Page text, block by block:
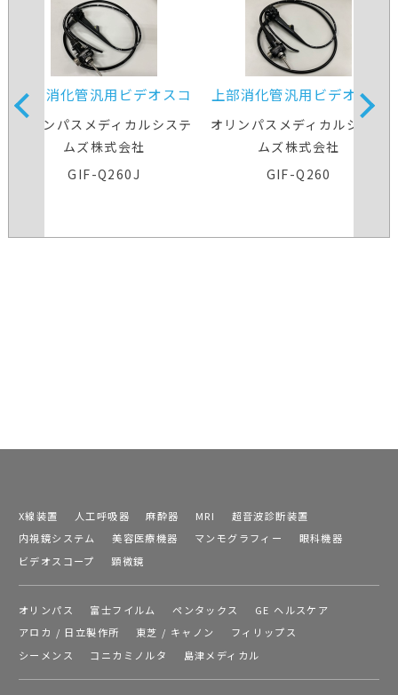
上部消化管汎用ビデオスコ
ープ
オリンパスメディカルシステ
ムズ株式会社
GIF-Q260J
上部消化管汎用ビデオスコ
ープ
オリンパスメディカルシステ
ムズ株式会社
GIF-Q260
X線装置 人工呼吸器 麻酔器 MRI
超音波診断装置
内視鏡システム
美容医療機器 マンモグラフィー
眼科機器
ビデオスコープ
顕微鏡
オリンパス 富士フイルム ペンタックス
GE ヘルスケア
アロカ / 日立製作所
東芝 / キャノン
フィリップス
シーメンス
コニカミノルタ 島津メディカル